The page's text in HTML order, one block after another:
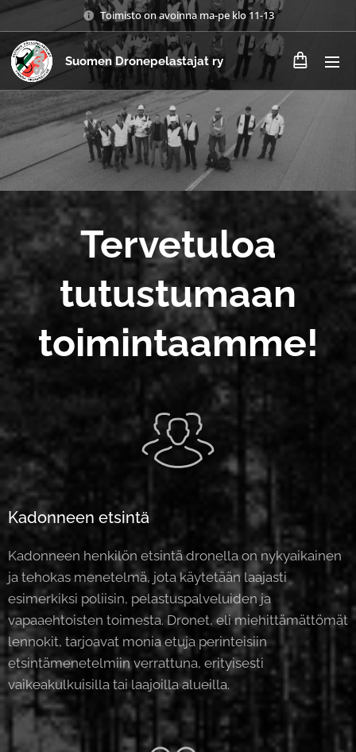
Toimisto on avoinna ma-pe klo 11-13
Suomen Dronepelastajat ry
Tervetuloa
tutustumaan
toimintaamme!
Kadonneen etsintä
Kadonneen henkilön etsintä dronella on nykyaikainen
ja tehokas menetelmä, jota käytetään laajasti
esimerkiksi poliisin, pelastuspalveluiden ja
vapaaehtoisten toimesta. Dronet, eli miehittämättömät
lennokit, tarjoavat monia etuja perinteisiin
etsintämenetelmiin verrattuna, erityisesti
vaikeakulkuisilla tai laajoilla alueilla.